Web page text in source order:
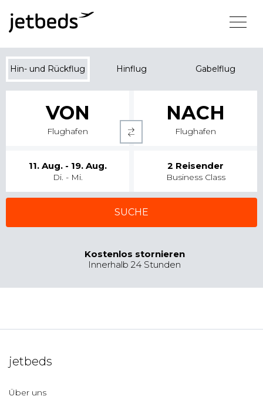
Hin- und Rückflug Hinflug Gabelflug
VON
Flughafen
NACH
Flughafen
11. Aug. - 19. Aug.
Di. - Mi.
2 Reisender
Business Class
SUCHE
Kostenlos stornieren
Innerhalb 24 Stunden
jetbeds
Über uns